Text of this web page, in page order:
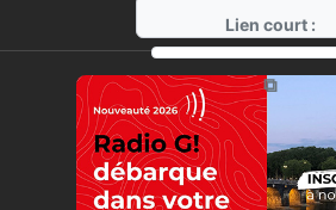
Lien court :
⧉